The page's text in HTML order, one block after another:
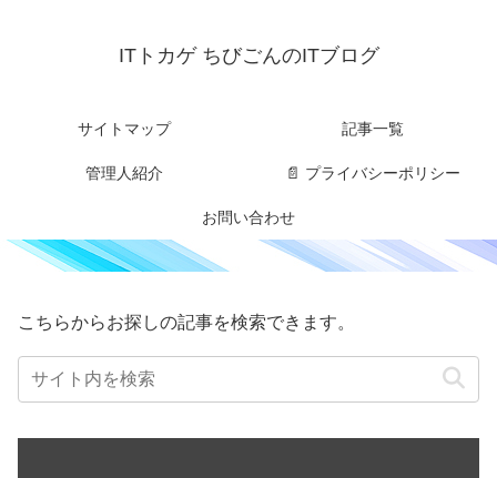
ITトカゲ ちびごんのITブログ
サイトマップ 記事一覧
管理人紹介 📄 プライバシーポリシー
お問い合わせ
こちらからお探しの記事を検索できます。